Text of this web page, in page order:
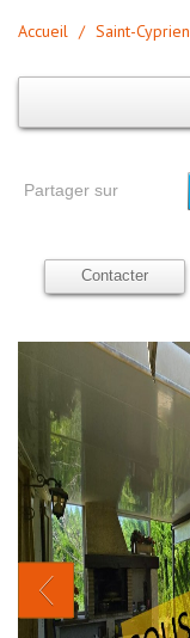
Accueil Saint-Cyprien
Partager sur
Contacter